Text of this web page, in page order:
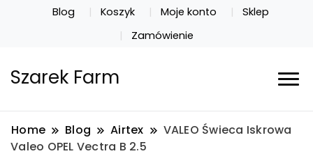
Blog Koszyk Moje konto
Sklep
Zamówienie
Szarek Farm
Home Blog Airtex
VALEO Świeca Iskrowa
Valeo OPEL Vectra B 2.5